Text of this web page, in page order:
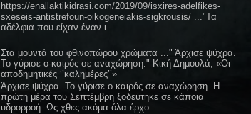
https://enallaktikidrasi.com/2019/09/isxires-adelfikes-
sxeseis-antistrefoun-oikogeneiakis-sigkrousis/ ..."Τα
αδέλφια που είχαν έναν ι...
Στα μουντά του φθινοπώρου χρώματα ..." Άρχισε ψύχρα.
Το γύρισε ο καιρός σε αναχώρηση." Κική Δημουλά, «Οι
αποδημητικές ‘’καλημέρες’’»
Άρχισε ψύχρα. Το γύρισε ο καιρός σε αναχώρηση. Η
πρώτη μέρα του Σεπτέμβρη ξοδεύτηκε σε κάποια
υδρορροή. Ως χθες ακόμα όλα έρχο...